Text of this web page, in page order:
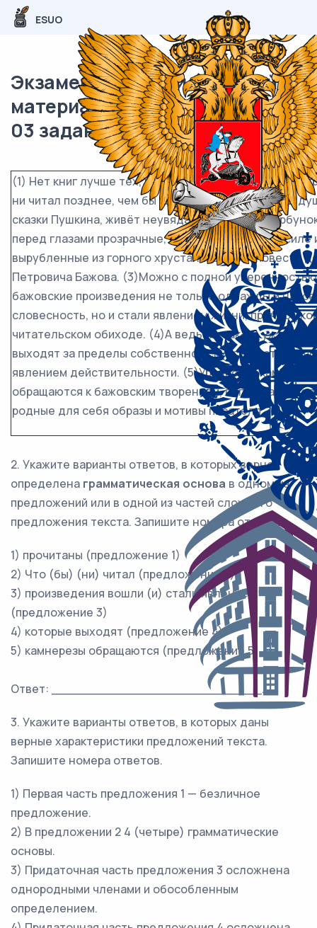
ESUO
Экзаменационный (типовой)
материал ОГЭ / Русский / 02-
03 задание / 26
(1) Нет книг лучше тех, что прочитаны в детстве и
ни читал позднее, чем бы ни увлекался, в глубине
сказки Пушкина, живёт неувядаемый «Конёк-
перед глазами прозрачные, исключительные по силе
вырубленные из горного хрусталя, сказы и повести
Петровича Бажова. (3)Можно с полной уверенностью
бажовские произведения не только однажды и
словесность, но и стали явлением жизни, прочно
читательском обиходе. (4)А ведь не так-то уж и
выходят за пределы собственно искусства,
явлением действительности. (5)Уральские
обращаются к бажовским творениям, воплощая в
родные для себя образы и мотивы писателя.
2. Укажите варианты ответов, в которых верно
определена грамматическая основа в одном из
предложений или в одной из частей сложного
предложения текста. Запишите номера ответов.
1) прочитаны (предложение 1)
2) Что (бы) (ни) читал (предложение 2)
3) произведения вошли (и) стали явлением
(предложение 3)
4) которые выходят (предложение 4)
5) камнерезы обращаются (предложение 5)
Ответ: ___________________________.
3. Укажите варианты ответов, в которых даны
верные характеристики предложений текста.
Запишите номера ответов.
1) Первая часть предложения 1 — безличное
предложение.
2) В предложении 2 4 (четыре) грамматические
основы.
3) Придаточная часть предложения 3 осложнена
однородными членами и обособленным
определением.